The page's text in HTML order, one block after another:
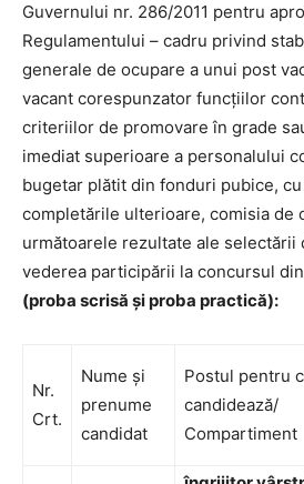
Guvernului nr. 286/2011 pentru
Regulamentului – cadru privind
generale de ocupare a unui post
vacant corespunzator funcțiilor
criteriilor de promovare în grade
imediat superioare a personalului
bugetar plătit din fonduri pubice,
completările ulterioare, comisia de
următoarele rezultate ale selectării
vederea participării la concursul
(proba scrisă și proba practică):
Nr.
Crt.
Nume și
prenume
candidat
Postul pentru
candidează/
Compartiment